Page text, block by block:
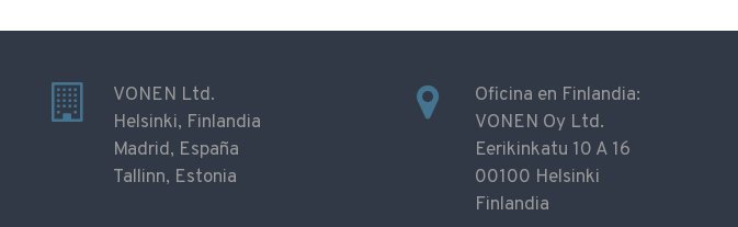
VONEN Ltd.
Helsinki, Finlandia
Madrid, España
Tallinn, Estonia
Oficina en Finlandia:
VONEN Oy Ltd.
Eerikinkatu 10 A 16
00100 Helsinki
Finlandia